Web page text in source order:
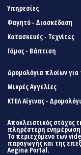
Υπηρεσίες
Φαγητό - Διασκέδαση
Κατασκευές - Τεχνίτες
Γάμος - Βάπτιση
Δρομολόγια πλοίων για
Μικρές Αγγελίες
ΚΤΕΛ Αίγινας -
Αποκλειστικός στόχος
πληρέστερη ενημέρωση
Το περιεχόμενο των
παραγωγής και της
Aegina Portal.